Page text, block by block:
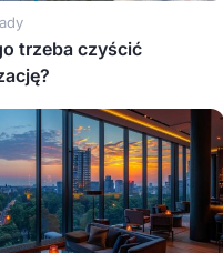
trzeba czyścić